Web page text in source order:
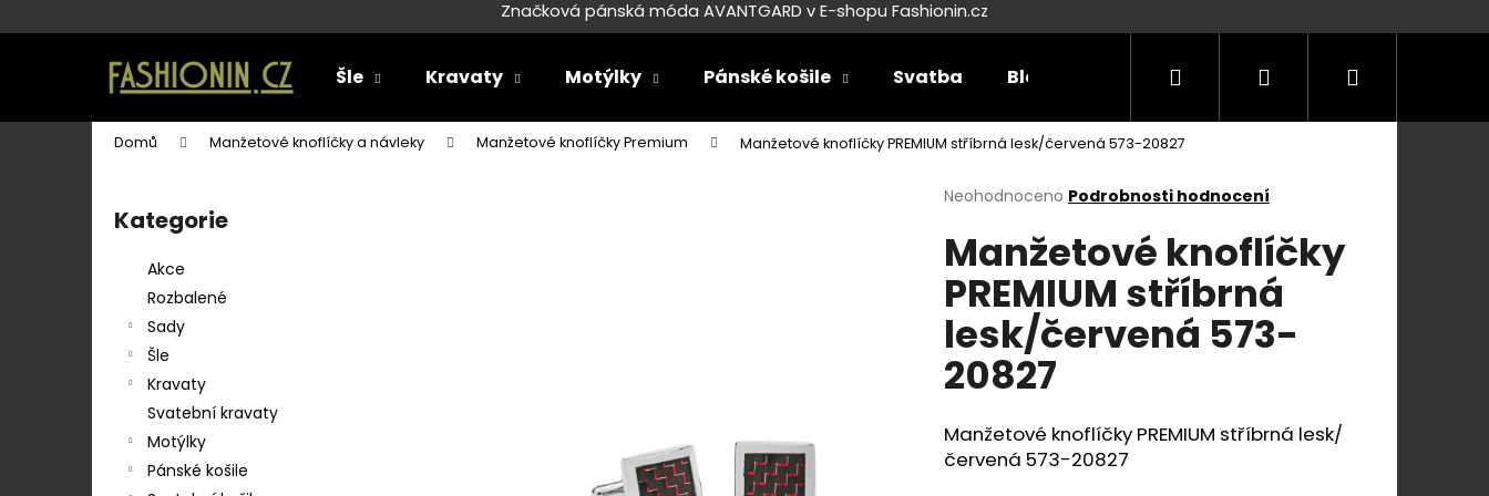
Značková pánská móda AVANTGARD v E-shopu Fashionin.cz
Šle Kravaty Motýlky Pánské košile Svatba Blog Příležitosti Velikostní tabulky
Hledat PřihlášeníNákupní
Domů Manžetové knoflíčky a návleky Manžetové knoflíčky Premium Manžetové knoflíčky PREMIUM stříbrná lesk/červená 573-20827
Přeskočit
kategorie
Kategorie
Akce
Rozbalené
Sady
Šle
Kravaty
Svatební kravaty
Motýlky
Pánské košile
Průměrné
produktu
je
0,0
5
hvězdiček.
Neohodnoceno Podrobnosti hodnocení
Manžetové knoflíčky
PREMIUM stříbrná
lesk/červená 573-
20827
Manžetové knoflíčky PREMIUM stříbrná lesk/
červená 573-20827
o
k
obchodu
obchodu
Co potřebujete najít?
SET LÁTKOVÉ ŠLE Y S KOŽENÝM SET LÁTKOVÉ ŠLE Y S KOŽENÝM